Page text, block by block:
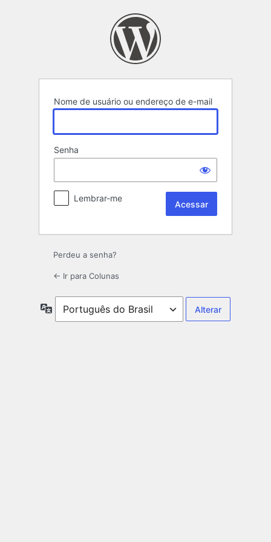
Nome de usuário ou endereço de e-mail
Senha
Lembrar-me
Perdeu a senha?
← Ir para Colunas
Idioma